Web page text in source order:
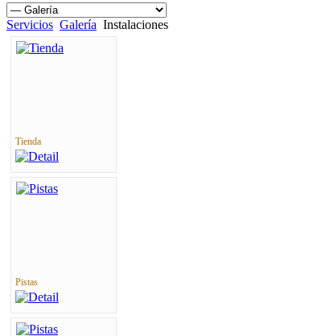
Servicios Galería Instalaciones
Tienda
Pistas